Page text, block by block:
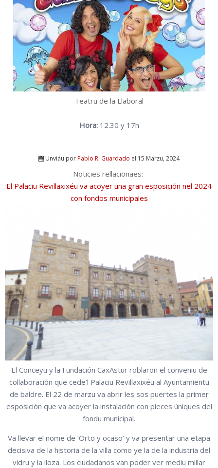
Teatru de la Llaboral
Hora:12.30 y 17h
Unviáu porPablo R. Guardado el 15 Marzu, 2024
Noticies rellacionaes:
El Palaciu Revillaxixéu va acoyer una gran esposición nel 2024
con fondos municipales
El Conceyu y la Fundación CaxAstur roblaron el conveniu de
collaboración que cede’l Palaciu Revillaxixéu al Ayuntamientu
de baldre. El 22 de marzu va abrir les sos puertes la primer
esposición que va acoyer la instalación con pieces úniques del
fondu municipal.
Va llevar el nome de ‘Orto y ocaso’ y va presentar una etapa
decisiva de la historia de la villa como ye la de la industria del
vidru y la lloza. Los ciudadanos van poder ver mediu millar